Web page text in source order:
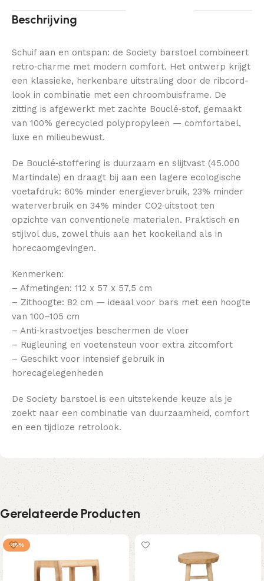
Beschrijving
Schuif aan en ontspan: de Society barstoel combineert
retro‑charme met modern comfort. Het ontwerp krijgt
een klassieke, herkenbare uitstraling door de ribcord-
look in combinatie met een chroombuisframe. De
zitting is afgewerkt met zachte Bouclé‑stof, gemaakt
van 100% gerecycled polypropyleen — comfortabel,
luxe en milieubewust.
De Bouclé‑stoffering is duurzaam en slijtvast (45.000
Martindale) en draagt bij aan een lagere ecologische
voetafdruk: 60% minder energieverbruik, 23% minder
waterverbruik en 34% minder CO2‑uitstoot ten
opzichte van conventionele materialen. Praktisch en
stijlvol dus, zowel thuis aan het kookeiland als in
horecaomgevingen.
Kenmerken:
– Afmetingen: 112 x 57 x 57,5 cm
– Zithoogte: 82 cm — ideaal voor bars met een hoogte
van 100–105 cm
– Anti‑krastvoetjes beschermen de vloer
– Rugleuning en voetensteun voor extra zitcomfort
– Geschikt voor intensief gebruik in
horecagelegenheden
De Society barstoel is een uitstekende keuze als je
zoekt naar een combinatie van duurzaamheid, comfort
en een tijdloze retrolook.
Gerelateerde Producten
-15%